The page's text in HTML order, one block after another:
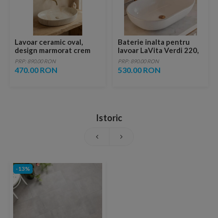
Lavoar ceramic oval,
design marmorat crem
lucios cu vene aurii,
ventil inclus
PRP: 890.00 RON
470.00 RON
Baterie inalta pentru
lavoar LaVita Verdi 220,
fara ventil, brushed
copper
PRP: 890.00 RON
530.00 RON
Istoric
-13%